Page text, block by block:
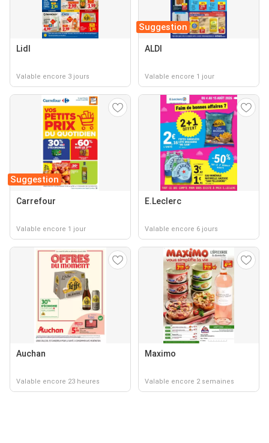
Lidl
Valable encore 3 jours
Suggestion
ALDI
Valable encore 1 jour
Suggestion
Carrefour
Valable encore 1 jour
E.Leclerc
Valable encore 6 jours
Auchan
Valable encore 23 heures
Maximo
Valable encore 2 semaines